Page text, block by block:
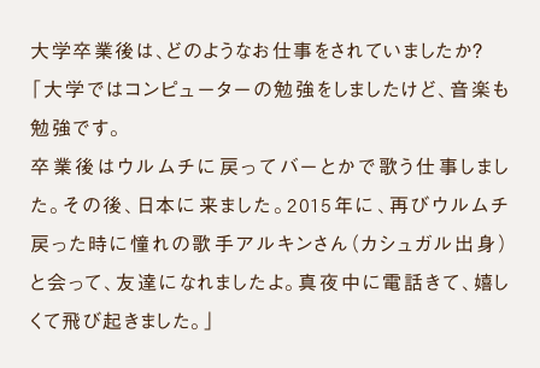
大学卒業後は、どのようなお仕事をされていましたか？
「大学ではコンピューターの勉強をしましたけど、音楽も
勉強です。
卒業後はウルムチに戻ってバーとかで歌う仕事しまし
た。その後、日本に来ました。2015年に、再びウルムチ
戻った時に憧れの歌手アルキンさん（カシュガル出身）
と会って、友達になれましたよ。真夜中に電話きて、嬉し
くて飛び起きました。」